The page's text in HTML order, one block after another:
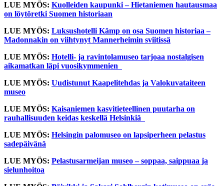
LUE MYÖS: Kuolleiden kaupunki – Hietaniemen hautausmaa
on löytöretki Suomen historiaan
LUE MYÖS: Luksushotelli Kämp on osa Suomen historiaa –
Madonnakin on viihtynyt Mannerheimin sviitissä
LUE MYÖS: Hotelli- ja ravintolamuseo tarjoaa nostalgisen
aikamatkan läpi vuosikymmenien
LUE MYÖS: Uudistunut Kaapelitehdas ja Valokuvataiteen
museo
LUE MYÖS: Kaisaniemen kasvitieteellinen puutarha on
rauhallisuuden keidas keskellä Helsinkiä
LUE MYÖS: Helsingin palomuseo on lapsiperheen pelastus
sadepäivänä
LUE MYÖS: Pelastusarmeijan museo – soppaa, saippuaa ja
sielunhoitoa